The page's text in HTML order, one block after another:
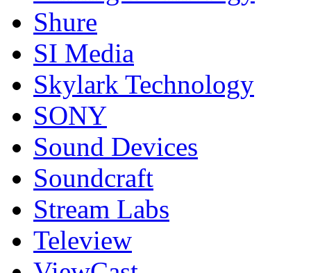
Shure
SI Media
Skylark Technology
SONY
Sound Devices
Soundcraft
Stream Labs
Teleview